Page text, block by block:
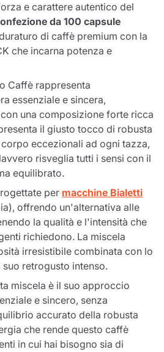
e carattere autentico del
da 100 capsule
di caffè premium con la
che incarna potenza e
Caffè rappresenta
essenziale e sincera,
una composizione forte ricca
il giusto tocco di robusta
eccezionali ad ogni tazza,
risveglia tutti i sensi con il
equilibrato.
per macchine Bialetti
offrendo un'alternativa alle
la qualità e l'intensità che
richiedono. La miscela
irresistibile combinata con lo
retrogusto intenso.
miscela è il suo approccio
e sincero, senza
accurato della robusta
che rende questo caffè
in cui hai bisogno sia di